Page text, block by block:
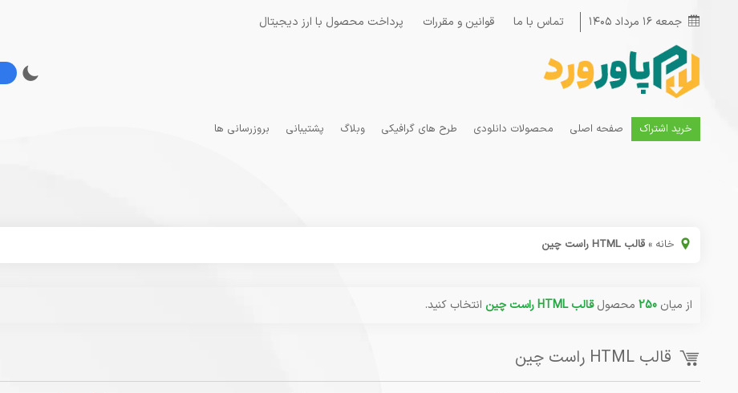
جمعه ۱۶ مرداد ۱۴۰۵ تماس با ما قوانین و مقررات پرداخت محصول با ارز دیجیتال
خرید اشتراک صفحه اصلی محصولات دانلودی طرح های گرافیکی وبلاگ پشتیبانی بروزرسانی ها
خانه » قالب HTML راست چین
از میان 250 محصولقالب HTML راست چین انتخاب کنید.
قالب HTML راست چین